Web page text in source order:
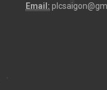
Email: